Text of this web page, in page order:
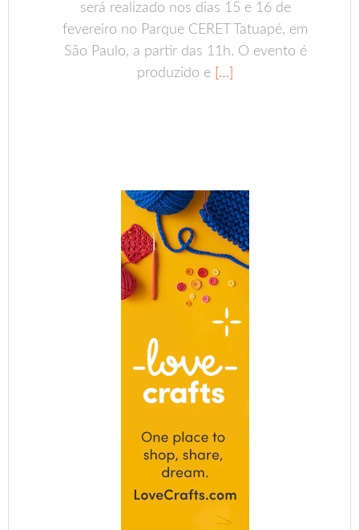
será realizado nos dias 15 e 16 de
fevereiro no Parque CERET Tatuapé, em
São Paulo, a partir das 11h. O evento é
produzido e […]